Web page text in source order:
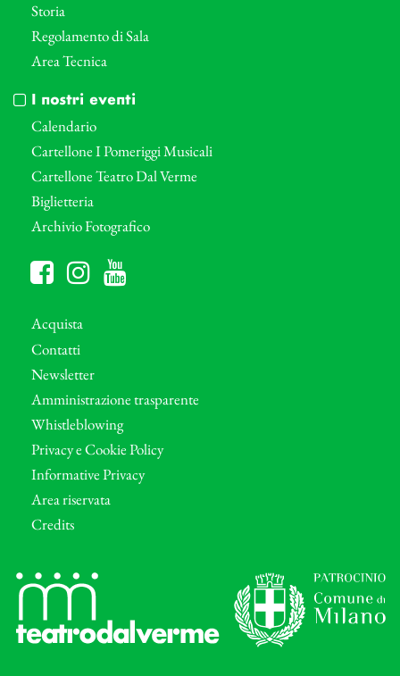
Storia
Regolamento di Sala
Area Tecnica
I nostri eventi
Calendario
Cartellone I Pomeriggi Musicali
Cartellone Teatro Dal Verme
Biglietteria
Archivio Fotografico
Acquista
Contatti
Newsletter
Amministrazione trasparente
Whistleblowing
Privacy e Cookie Policy
Informative Privacy
Area riservata
Credits